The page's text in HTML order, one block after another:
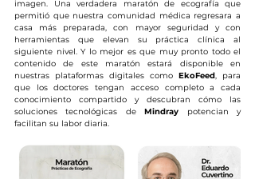
imagen. Una verdadera maratón de ecografía que
permitió que nuestra comunidad médica regresara a
casa más preparada, con mayor seguridad y con
herramientas que elevan su práctica clínica al
siguiente nivel. Y lo mejor es que muy pronto todo el
contenido de este maratón estará disponible en
nuestras plataformas digitales como EkoFeed, para
que los doctores tengan acceso completo a cada
conocimiento compartido y descubran cómo las
soluciones tecnológicas de Mindray potencian y
facilitan su labor diaria.